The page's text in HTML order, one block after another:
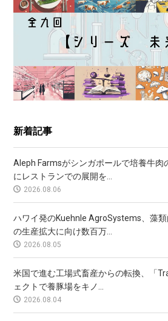
新着記事
Aleph Farmsがシンガポールで培養牛肉
にレストランでの展開を...
2026.08.06
ハワイ発のKuehnle AgroSystems、藻
の生産拡大に向け数百万...
2026.08.05
米国で進む工場式畜産からの転換、「
ェクトで養豚場をキノ...
2026.08.04